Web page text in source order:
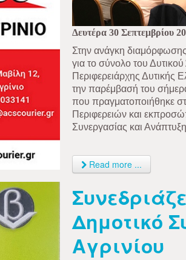
Δευτέρα 30 Σεπτεμβρίου
Στην ανάγκη διαμόρφωσης
για το σύνολο του
Περιφερειάρχης Δυτικής
την παρέμβασή του
που πραγματοποιήθηκε
Περιφερειών και
Συνεργασίας και
Read more ...
Δημοτικό
Αγρινίου